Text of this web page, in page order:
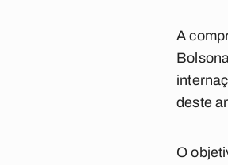
A
deste
O